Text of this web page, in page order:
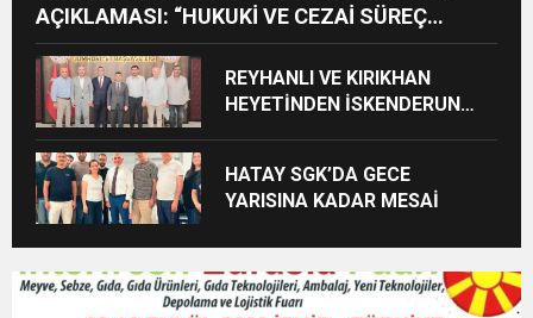
AÇIKLAMASI: “HUKUKİ VE CEZAİ SÜREÇ
BAŞLATILDI”
REYHANLI VE KIRIKHAN
HEYETİNDEN İSKENDERUN
HATAY SGK’DA GECE
YARISINA KADAR MESAİ